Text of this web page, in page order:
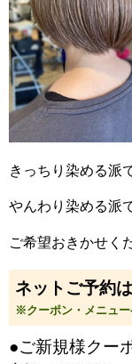
きっちり染める派
やんわり染める派
ご希望おきかせく
ネットご予約は
※クーポン・メニュ
●ご新規様クー